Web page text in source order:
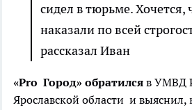
сидел в тюрьме. Хочется,
наказали по всей
рассказал Иван
«Pro Город» обратился в УМВД
Ярославской области и выяснил,